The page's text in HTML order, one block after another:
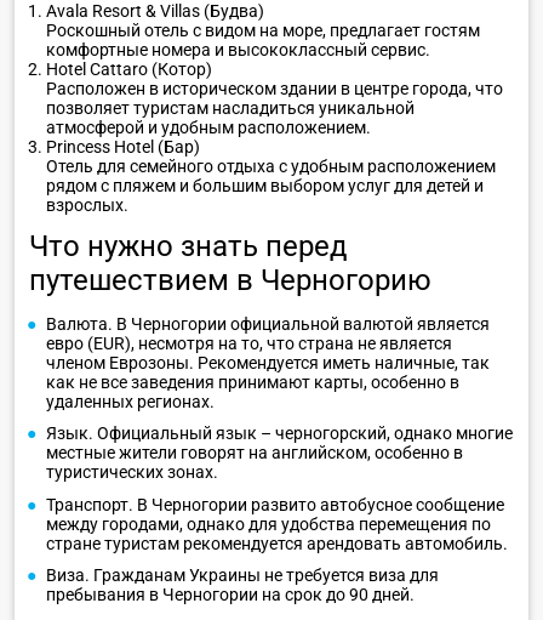
Avala Resort & Villas (Будва)
Роскошный отель с видом на море, предлагает гостям
комфортные номера и высококлассный сервис.
Hotel Cattaro (Котор)
Расположен в историческом здании в центре города, что
позволяет туристам насладиться уникальной
атмосферой и удобным расположением.
Princess Hotel (Бар)
Отель для семейного отдыха с удобным расположением
рядом с пляжем и большим выбором услуг для детей и
взрослых.
Что нужно знать перед
путешествием в Черногорию
Валюта. В Черногории официальной валютой является
евро (EUR), несмотря на то, что страна не является
членом Еврозоны. Рекомендуется иметь наличные, так
как не все заведения принимают карты, особенно в
удаленных регионах.
Язык. Официальный язык – черногорский, однако многие
местные жители говорят на английском, особенно в
туристических зонах.
Транспорт. В Черногории развито автобусное сообщение
между городами, однако для удобства перемещения по
стране туристам рекомендуется арендовать автомобиль.
Виза. Гражданам Украины не требуется виза для
пребывания в Черногории на срок до 90 дней.